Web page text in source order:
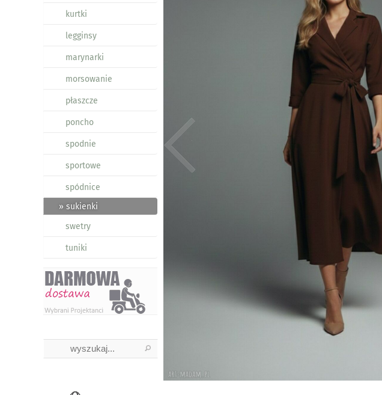
kurtki
legginsy
marynarki
morsowanie
płaszcze
poncho
spodnie
sportowe
spódnice
» sukienki
swetry
tuniki